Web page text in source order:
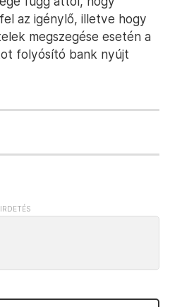
az igénylő, illetve hogy
megszegése esetén a
folyósító bank nyújt